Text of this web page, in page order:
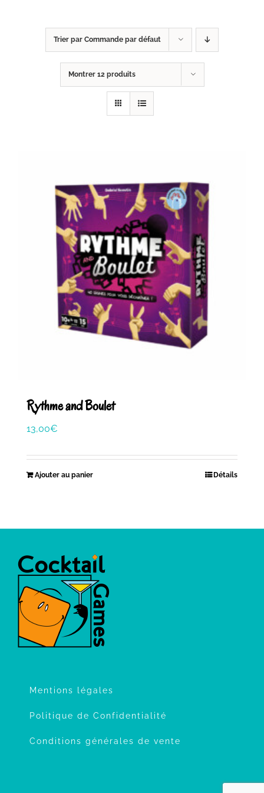
Trier par Commande par défaut
Montrer 12 produits
Rythme and Boulet
13,00€
Ajouter au panier Détails
Mentions légales
Politique de Confidentialité
Conditions générales de vente